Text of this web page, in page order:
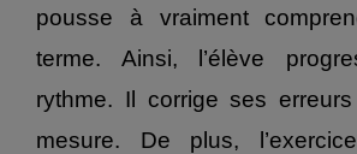
pousse à vraiment
terme. Ainsi, l’élève
rythme. Il corrige ses
mesure. De plus,